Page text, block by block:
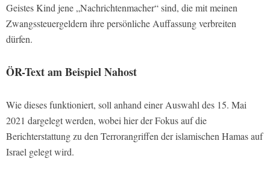
Geistes Kind jene „Nachrichtenmacher“ sind, die mit meinen
Zwangssteuergeldern ihre persönliche Auffassung verbreiten
dürfen.
ÖR-Text am Beispiel Nahost
Wie dieses funktioniert, soll anhand einer Auswahl des 15. Mai
2021 dargelegt werden, wobei hier der Fokus auf die
Berichterstattung zu den Terrorangriffen der islamischen Hamas auf
Israel gelegt wird.